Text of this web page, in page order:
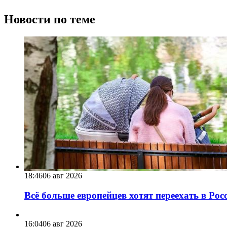
Новости по теме
18:4606 авг 2026
Всё больше европейцев хотят переехать в
16:0406 авг 2026